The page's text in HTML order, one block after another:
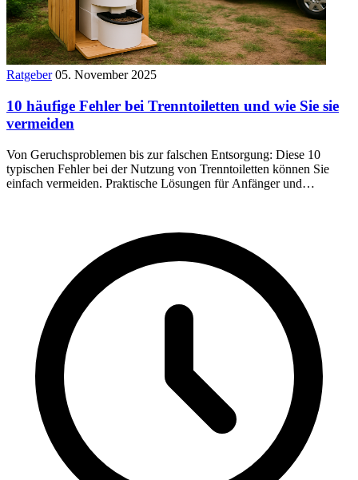
Ratgeber 05. November 2025
10 häufige Fehler bei Trenntoiletten und wie Sie sie
vermeiden
Von Geruchsproblemen bis zur falschen Entsorgung: Diese 10
typischen Fehler bei der Nutzung von Trenntoiletten können Sie
einfach vermeiden. Praktische Lösungen für Anfänger und